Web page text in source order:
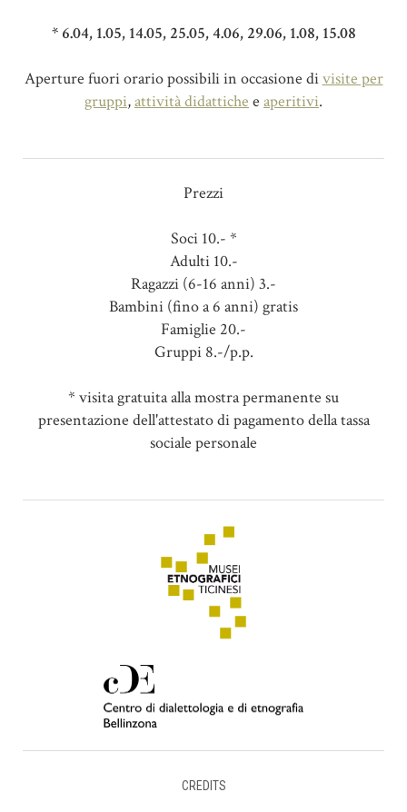
* 6.04, 1.05, 14.05, 25.05, 4.06, 29.06, 1.08, 15.08
Aperture fuori orario possibili in occasione divisite per
gruppi,attività didattiche e aperitivi.
Prezzi
Soci 10.- *
Adulti 10.-
Ragazzi (6-16 anni) 3.-
Bambini (fino a 6 anni) gratis
Famiglie 20.-
Gruppi 8.-/p.p.
* visita gratuita alla mostra permanente su
presentazione dell'attestato di pagamento della tassa
sociale personale
CREDITS